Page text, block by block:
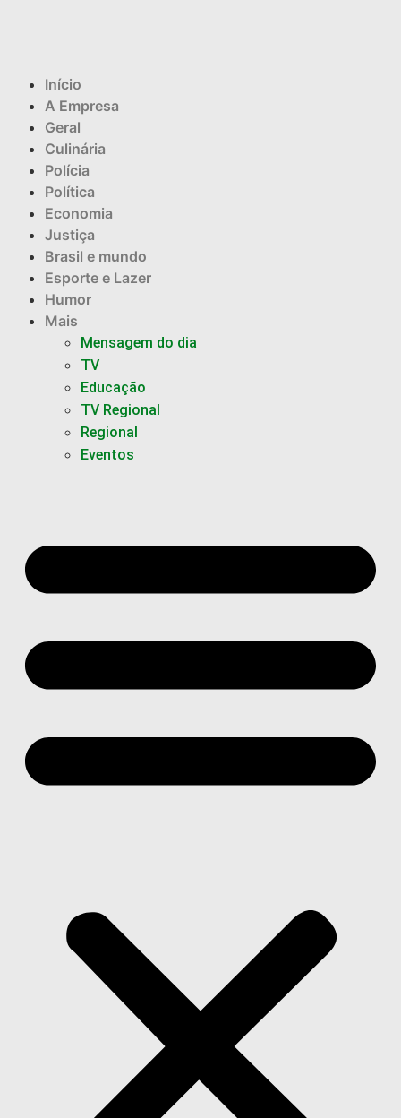
Início
A Empresa
Geral
Culinária
Polícia
Política
Economia
Justiça
Brasil e mundo
Esporte e Lazer
Humor
Mais
Mensagem do dia
TV
Educação
TV Regional
Regional
Eventos